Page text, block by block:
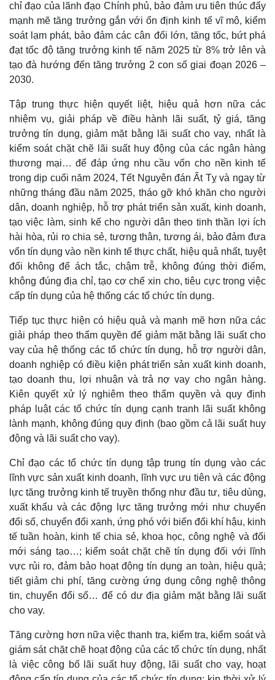
Kinh tế
Bất động sản
Khởi nghiệp
Thị trường
Giá vàng
Tỷ giá
Chứng khoán
Giá cà phê
Pháp luật
Vụ án
Tin nóng
Quân sự - Quốc phòng
Vũ khí
Việt Nam
chỉ đạo của lãnh đạo Chính phủ, bảo đảm ưu tiên thúc đẩy
mạnh mẽ tăng trưởng gắn với ổn định kinh tế vĩ mô, kiểm
soát lạm phát, bảo đảm các cân đối lớn, tăng tốc, bứt phá
đạt tốc độ tăng trưởng kinh tế năm 2025 từ 8% trở lên và
tạo đà hướng đến tăng trưởng 2 con số giai đoạn 2026 –
2030.
Tập trung thực hiện quyết liệt, hiệu quả hơn nữa các
nhiệm vụ, giải pháp về điều hành lãi suất, tỷ giá, tăng
trưởng tín dụng, giảm mặt bằng lãi suất cho vay, nhất là
kiểm soát chặt chẽ lãi suất huy động của các ngân hàng
thương mại… để đáp ứng nhu cầu vốn cho nền kinh tế
trong dịp cuối năm 2024, Tết Nguyên đán Ất Tỵ và ngay từ
những tháng đầu năm 2025, tháo gỡ khó khăn cho người
dân, doanh nghiệp, hỗ trợ phát triển sản xuất, kinh doanh,
tạo việc làm, sinh kế cho người dân theo tinh thần lợi ích
hài hòa, rủi ro chia sẻ, tương thân, tương ái, bảo đảm đưa
vốn tín dụng vào nền kinh tế thực chất, hiệu quả nhất, tuyệt
đối không để ách tắc, chậm trễ, không đúng thời điểm,
không đúng địa chỉ, tạo cơ chế xin cho, tiêu cực trong việc
cấp tín dụng của hệ thống các tổ chức tín dụng.
Tiếp tục thực hiện có hiệu quả và mạnh mẽ hơn nữa các
giải pháp theo thẩm quyền để giảm mặt bằng lãi suất cho
vay của hệ thống các tổ chức tín dụng, hỗ trợ người dân,
doanh nghiệp có điều kiện phát triển sản xuất kinh doanh,
tạo doanh thu, lợi nhuận và trả nợ vay cho ngân hàng.
Kiên quyết xử lý nghiêm theo thẩm quyền và quy định
pháp luật các tổ chức tín dụng cạnh tranh lãi suất không
lành mạnh, không đúng quy định (bao gồm cả lãi suất huy
động và lãi suất cho vay).
Chỉ đạo các tổ chức tín dụng tập trung tín dụng vào các
lĩnh vực sản xuất kinh doanh, lĩnh vực ưu tiên và các động
lực tăng trưởng kinh tế truyền thống như đầu tư, tiêu dùng,
xuất khẩu và các động lực tăng trưởng mới như chuyển
đổi số, chuyển đổi xanh, ứng phó với biến đổi khí hậu, kinh
tế tuần hoàn, kinh tế chia sẻ, khoa học, công nghệ và đổi
mới sáng tạo…; kiểm soát chặt chẽ tín dụng đối với lĩnh
vực rủi ro, đảm bảo hoạt động tín dụng an toàn, hiệu quả;
tiết giảm chi phí, tăng cường ứng dụng công nghệ thông
tin, chuyển đổi số… để có dư địa giảm mặt bằng lãi suất
cho vay.
Tăng cường hơn nữa việc thanh tra, kiểm tra, kiểm soát và
giám sát chặt chẽ hoạt động của các tổ chức tín dụng, nhất
là việc công bố lãi suất huy động, lãi suất cho vay, hoạt